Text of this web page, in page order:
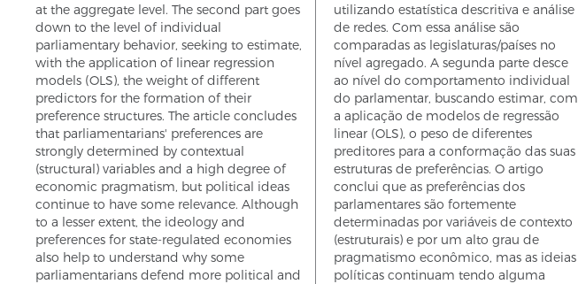
at the aggregate level. The second part goes
down to the level of individual
parliamentary behavior, seeking to estimate,
with the application of linear regression
models (OLS), the weight of different
predictors for the formation of their
preference structures. The article concludes
that parliamentarians' preferences are
strongly determined by contextual
(structural) variables and a high degree of
economic pragmatism, but political ideas
continue to have some relevance. Although
to a lesser extent, the ideology and
preferences for state-regulated economies
also help to understand why some
parliamentarians defend more political and
utilizando estatística descritiva e análise
de redes. Com essa análise são
comparadas as legislaturas/países no
nível agregado. A segunda parte desce
ao nível do comportamento individual
do parlamentar, buscando estimar, com
a aplicação de modelos de regressão
linear (OLS), o peso de diferentes
preditores para a conformação das suas
estruturas de preferências. O artigo
conclui que as preferências dos
parlamentares são fortemente
determinadas por variáveis de contexto
(estruturais) e por um alto grau de
pragmatismo econômico, mas as ideias
políticas continuam tendo alguma